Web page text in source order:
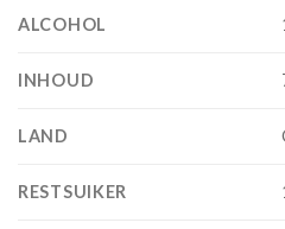
ALCOHOL
INHOUD
LAND
RESTSUIKER